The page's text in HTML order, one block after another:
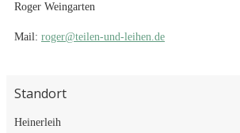
Roger Weingarten
Mail: roger@teilen-und-leihen.de
Standort
Heinerleih